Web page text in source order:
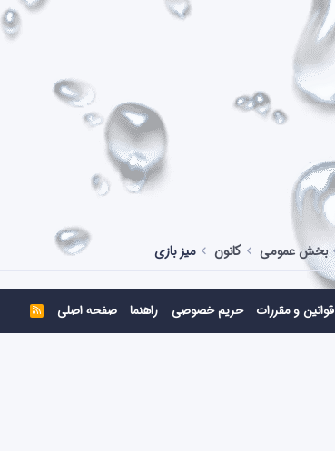
بخش عمومی کانون میز بازی
قوانین و مقررات حریم خصوصی راهنما صفحه اصلی
R
S
S